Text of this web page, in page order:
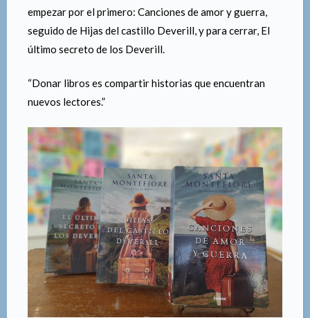
empezar por el primero: Canciones de amor y guerra,
seguido de Hijas del castillo Deverill, y para cerrar, El
último secreto de los Deverill.
“Donar libros es compartir historias que encuentran
nuevos lectores.”